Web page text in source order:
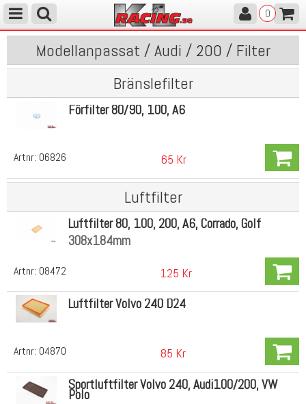
0
Modellanpassat / Audi / 200 / Filter
Bränslefilter
Artnr: 06826
Förfilter 80/90, 100, A6
65 Kr
Luftfilter
Artnr: 08472
Luftfilter 80, 100, 200, A6, Corrado, Golf
308x184mm
125 Kr
Artnr: 04870
Luftfilter Volvo 240 D24
85 Kr
Sportluftfilter Volvo 240, Audi100/200, VW
Polo